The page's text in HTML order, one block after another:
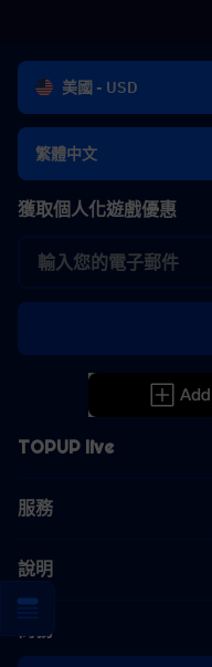
美國 - USD
繁體中文
TOPUP live
服務
說明
商務
獲取個人化遊戲優惠